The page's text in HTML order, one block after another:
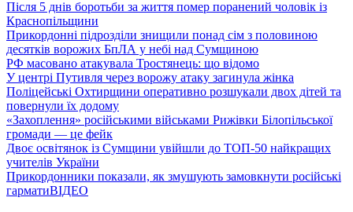
Після 5 днів боротьби за життя помер поранений чоловік із
Краснопільщини
Прикордонні підрозділи знищили понад сім з половиною
десятків ворожих БпЛА у небі над Сумщиною
РФ масовано атакувала Тростянець: що відомо
У центрі Путивля через ворожу атаку загинула жінка
Поліцейські Охтирщини оперативно розшукали двох дітей та
повернули їх додому
«Захоплення» російськими військами Рижівки Білопільської
громади — це фейк
Двоє освітянок із Сумщини увійшли до ТОП-50 найкращих
учителів України
Прикордонники показали, як змушують замовкнути російські
гарматиВІДЕО